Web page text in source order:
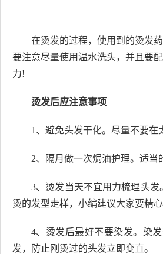
在烫发的过程，使用到的烫发
要注意尽量使用温水洗头，并且要
力!
烫发后应注意事项
1、避免头发干化。尽量不要
2、隔月做一次焗油护理。适
3、烫发当天不宜用力梳理头
烫的发型走样，小编建议大家要精心
4、烫发后最好不要染发。染
发，防止刚烫过的头发立即变直。